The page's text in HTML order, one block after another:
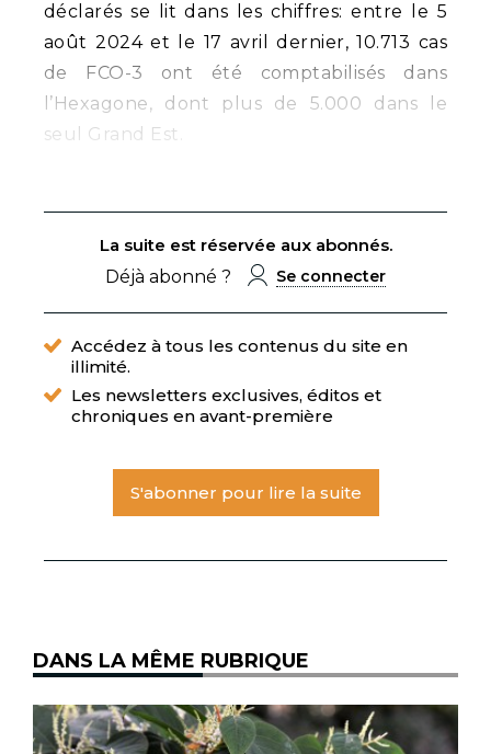
déclarés se lit dans les chiffres: entre le 5
août 2024 et le 17 avril dernier, 10.713 cas
de FCO-3 ont été comptabilisés dans
l’Hexagone, dont plus de 5.000 dans le
seul Grand Est.
La suite est réservée aux abonnés.
Déjà abonné ?
Se connecter
Accédez à tous les contenus du site en
illimité.
Les newsletters exclusives, éditos et
chroniques en avant-première
S'abonner pour lire la suite
DANS LA MÊME RUBRIQUE